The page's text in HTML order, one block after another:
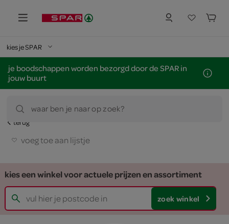
kies je SPAR
je boodschappen worden bezorgd door de SPAR in
jouw buurt
waar ben je naar op zoek?
terug
voeg toe aan lijstje
kies een winkel voor actuele prijzen en assortiment
zoek winkel